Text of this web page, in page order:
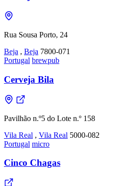
Rua Sousa Porto, 24
Beja , Beja 7800-071
Portugal brewpub
Cerveja Bila
Pavilhão n.º5 do Lote n.º 158
Vila Real , Vila Real 5000-082
Portugal micro
Cinco Chagas